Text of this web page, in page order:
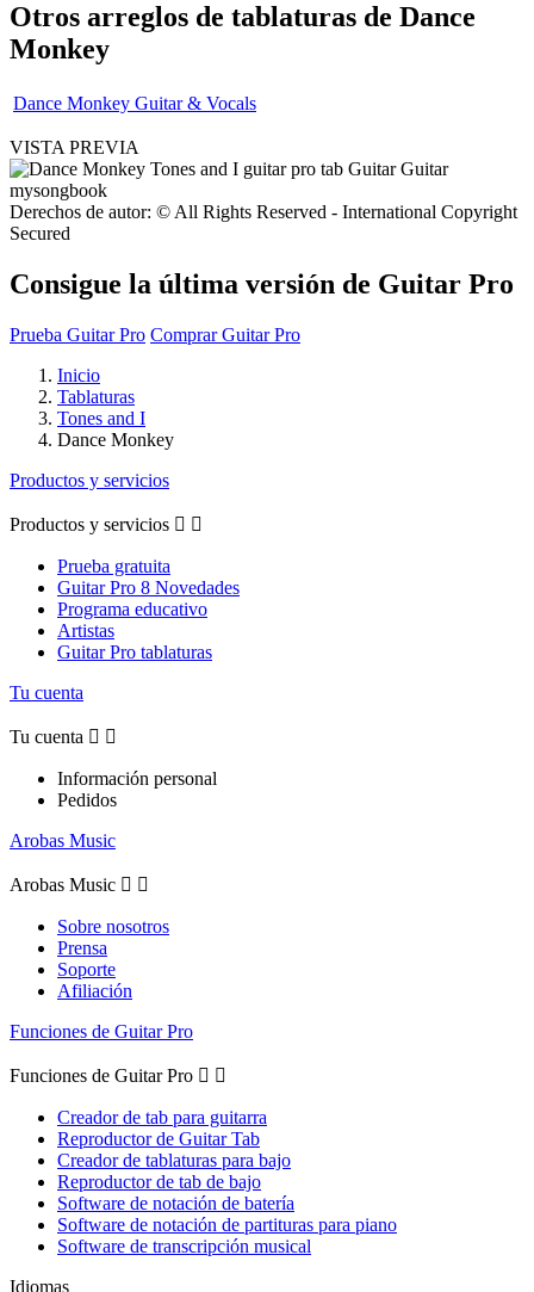
Otros arreglos de tablaturas de Dance
Monkey
Dance Monkey Guitar & Vocals
VISTA PREVIA
Derechos de autor: © All Rights Reserved - International Copyright
Secured
Consigue la última versión de Guitar Pro
Prueba Guitar Pro Comprar Guitar Pro
Inicio
Tablaturas
Tones and I
Dance Monkey
Productos y servicios
Productos y servicios  
Prueba gratuita
Guitar Pro 8 Novedades
Programa educativo
Artistas
Guitar Pro tablaturas
Tu cuenta
Tu cuenta  
Información personal
Pedidos
Arobas Music
Arobas Music  
Sobre nosotros
Prensa
Soporte
Afiliación
Funciones de Guitar Pro
Funciones de Guitar Pro  
Creador de tab para guitarra
Reproductor de Guitar Tab
Creador de tablaturas para bajo
Reproductor de tab de bajo
Software de notación de batería
Software de notación de partituras para piano
Software de transcripción musical
Idiomas